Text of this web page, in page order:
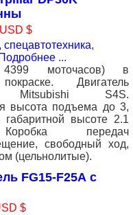
$
,
Подробнее ...
4399 моточасов) в
Двигатель
Mitsubishi S4S.
высота подъема до 3,
высоте 2.1
передач
свободный ход,
(цельнолитые).
FG15-F25А с
$